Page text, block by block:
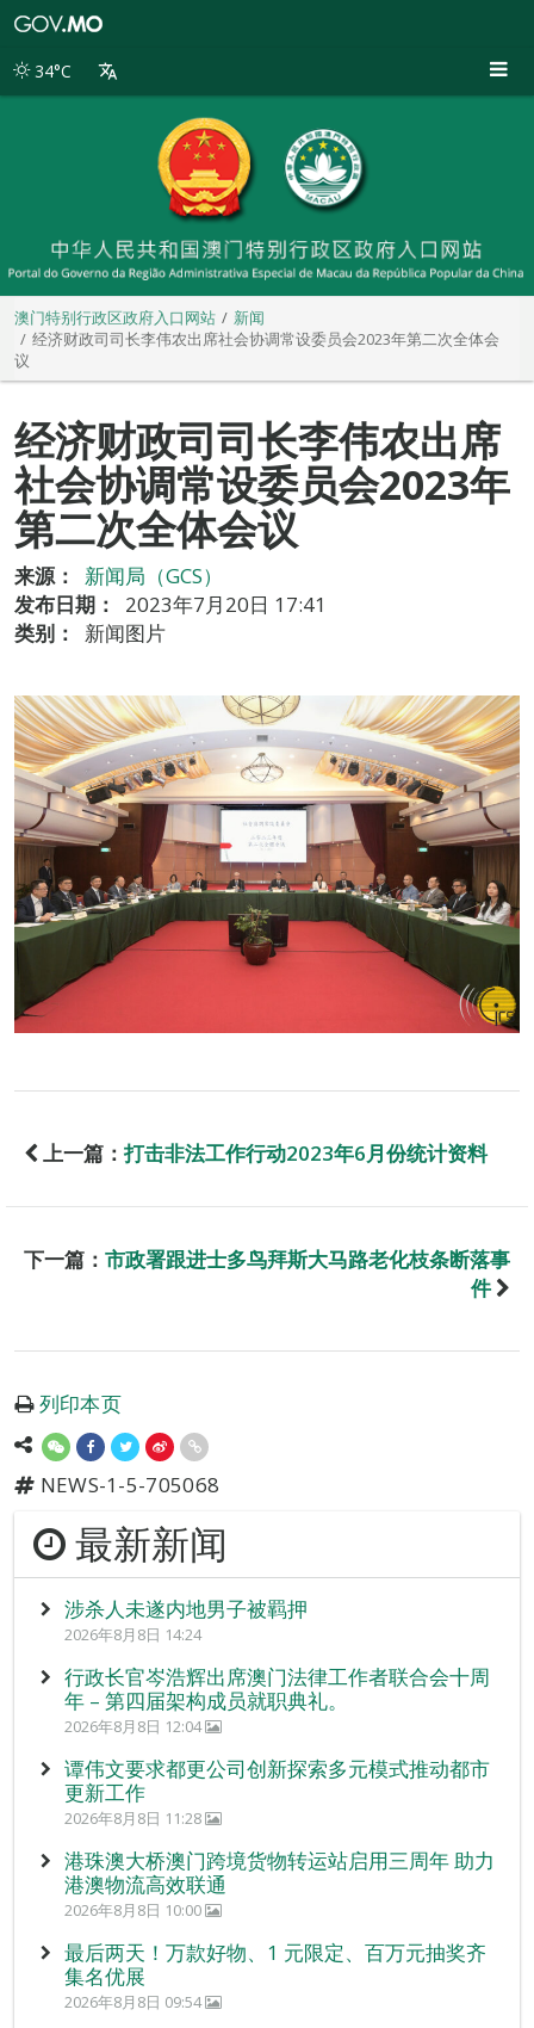
别
34°C
澳门特别行政区政府入口网站
新闻
经济财政司司长李伟农出席社会协调常设委员会2023年第二次全体会
议
经济财政司司长李伟农出席
社会协调常设委员会2023年
第二次全体会议
来源：
新闻局（GCS）
发布日期：
2023年7月20日 17:41
类别：
新闻图片
上一篇： 打击非法工作行动2023年6月份统计资料
下一篇： 市政署跟进士多鸟拜斯大马路老化枝条断落事
件
列印本页
NEWS-1-5-705068
最新新闻
涉杀人未遂内地男子被羁押
2026年8月8日 14:24
行政长官岑浩辉出席澳门法律工作者联合会十周
年 – 第四届架构成员就职典礼。
2026年8月8日 12:04
谭伟文要求都更公司创新探索多元模式推动都市
更新工作
2026年8月8日 11:28
港珠澳大桥澳门跨境货物转运站启用三周年 助力
港澳物流高效联通
2026年8月8日 10:00
最后两天！万款好物、1 元限定、百万元抽奖齐
集名优展
2026年8月8日 09:54